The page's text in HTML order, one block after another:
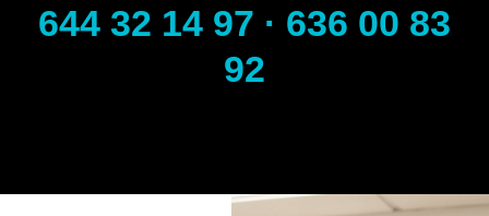
644 32 14 97 · 636 00 83
92